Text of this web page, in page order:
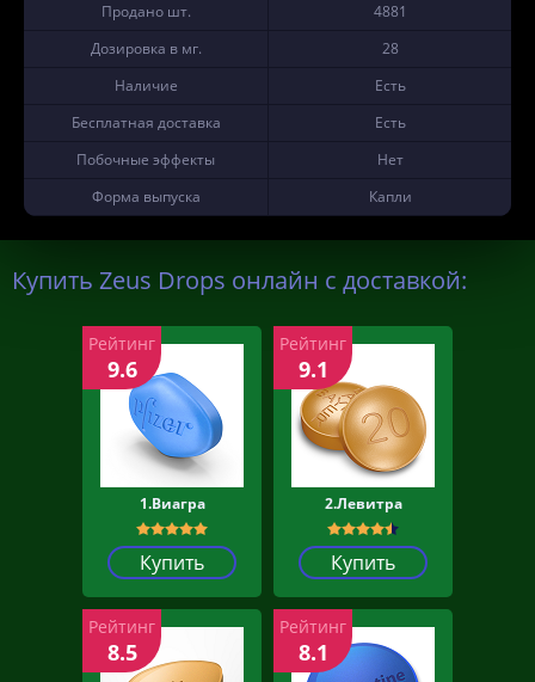
Продано шт.
4881
Дозировка в мг.
28
Наличие
Есть
Бесплатная доставка
Есть
Побочные эффекты
Нет
Форма выпуска
Капли
Купить Zeus Drops онлайн с доставкой:
1.Виагра
Купить
Рейтинг
9.6
2.Левитра
Купить
Рейтинг
9.1
Рейтинг
8.5
Рейтинг
8.1